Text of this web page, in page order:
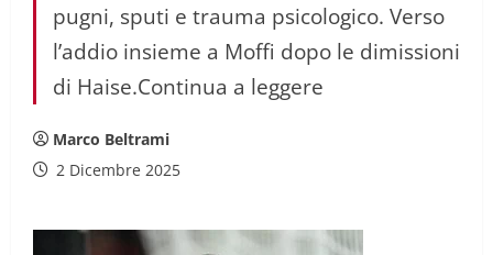
pugni, sputi e trauma psicologico. Verso
l’addio insieme a Moffi dopo le dimissioni
di Haise.Continua a leggere
Marco Beltrami
2 Dicembre 2025